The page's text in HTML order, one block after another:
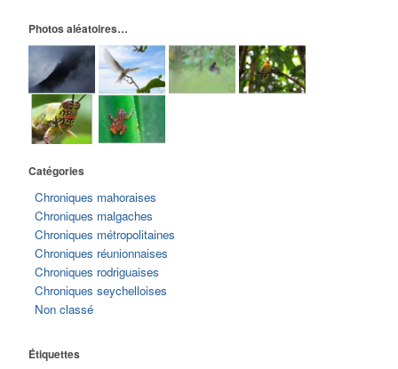
Photos aléatoires…
Catégories
Chroniques mahoraises
Chroniques malgaches
Chroniques métropolitaines
Chroniques réunionnaises
Chroniques rodriguaises
Chroniques seychelloises
Non classé
Étiquettes